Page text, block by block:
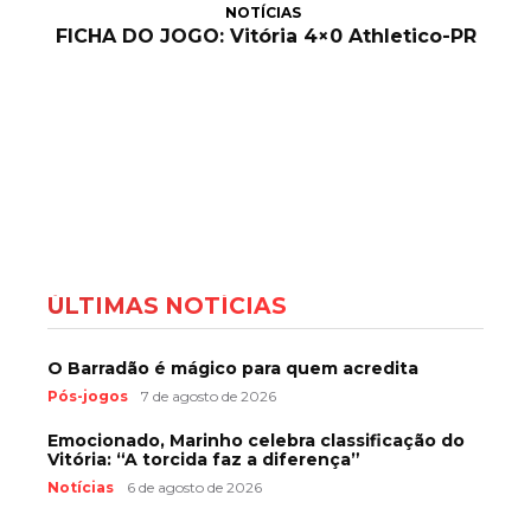
NOTÍCIAS
FICHA DO JOGO: Vitória 4×0 Athletico-PR
ÚLTIMAS NOTÍCIAS
O Barradão é mágico para quem acredita
Pós-jogos 7 de agosto de 2026
Emocionado, Marinho celebra classificação do
Vitória: “A torcida faz a diferença”
Notícias 6 de agosto de 2026